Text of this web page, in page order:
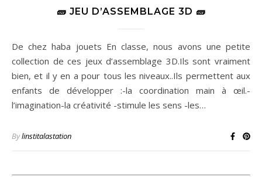
🧱 JEU D’ASSEMBLAGE 3D 🧱
De chez haba jouets En classe, nous avons une petite
collection de ces jeux d’assemblage 3D.Ils sont vraiment
bien, et il y en a pour tous les niveaux..Ils permettent aux
enfants de développer :-la coordination main à œil.-
l’imagination-la créativité -stimule les sens -les…
Bylinstitalastation